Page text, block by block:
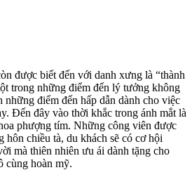
được biết đến với danh xưng là “thành
trong những điểm đến lý tưởng không
những điểm đến hấp dẫn dành cho việc
Đến đây vào thời khắc trong ánh mắt là
phượng tím. Những công viên được
hôn chiều tà, du khách sẽ có cơ hội
mà thiên nhiên ưu ái dành tặng cho
cùng hoàn mỹ.